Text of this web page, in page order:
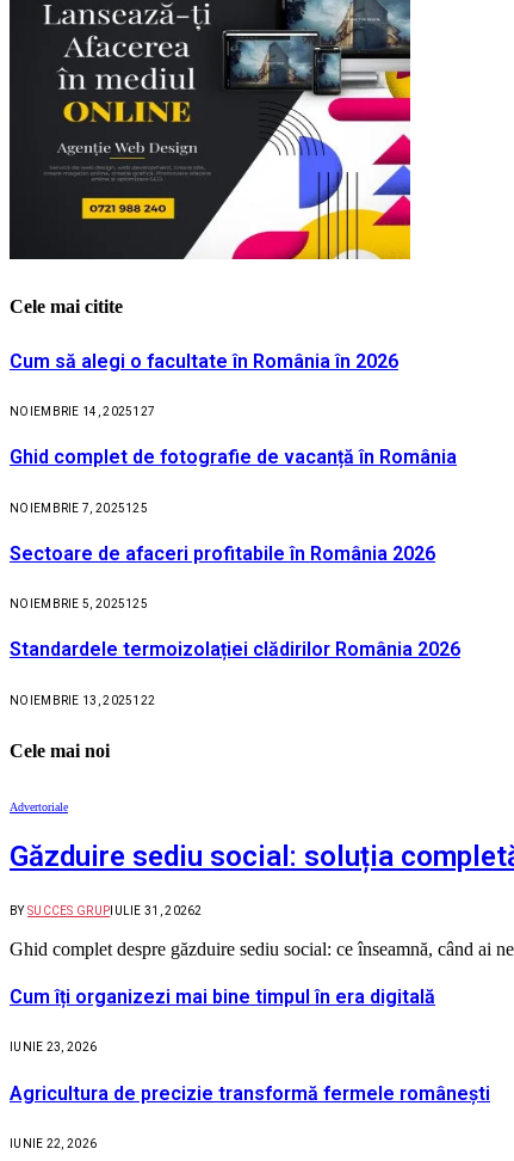
Cele mai citite
Cum să alegi o facultate în România în 2026
NOIEMBRIE 14, 2025127
Ghid complet de fotografie de vacanță în România
NOIEMBRIE 7, 2025125
Sectoare de afaceri profitabile în România 2026
NOIEMBRIE 5, 2025125
Standardele termoizolației clădirilor România 2026
NOIEMBRIE 13, 2025122
Cele mai noi
Advertoriale
Găzduire sediu social: soluția
BY SUCCES GRUP IULIE 31, 20262
Ghid complet despre găzduire sediu social: ce înseamnă, când ai
Cum îți organizezi mai bine timpul în era digitală
IUNIE 23, 2026
Agricultura de precizie transformă fermele românești
IUNIE 22, 2026